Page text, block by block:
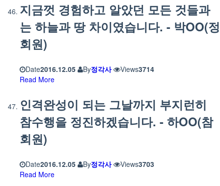
지금껏 경험하고 알았던 모든 것들과
는 하늘과 땅 차이였습니다. - 박OO(정
회원)
Date2016.12.05 By정각사 Views3714
Read More
인격완성이 되는 그날까지 부지런히
참수행을 정진하겠습니다. - 하OO(참
회원)
Date2016.12.05 By정각사 Views3703
Read More